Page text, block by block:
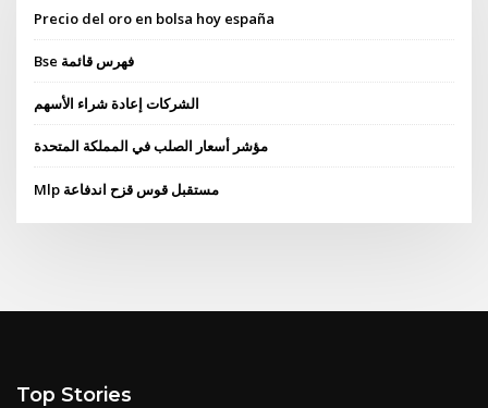
Precio del oro en bolsa hoy españa
Bse فهرس قائمة
الشركات إعادة شراء الأسهم
مؤشر أسعار الصلب في المملكة المتحدة
Mlp مستقبل قوس قزح اندفاعة
Top Stories